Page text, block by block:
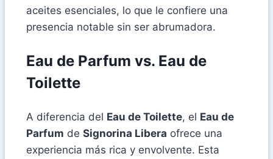
aceites esenciales, lo que le confiere una
presencia notable sin ser abrumadora.
Eau de Parfum vs. Eau de
Toilette
A diferencia del Eau de Toilette, el Eau de
Parfum de Signorina Libera ofrece una
experiencia más rica y envolvente. Esta